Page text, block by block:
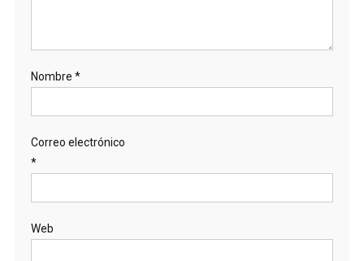
Nombre *
Correo electrónico
*
Web